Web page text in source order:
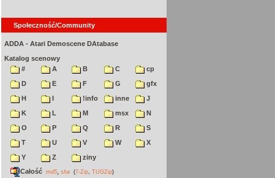
Społeczność/Community
ADDA - Atari Demoscene DAtabase
Katalog scenowy
#
A B C
cp
D
E F G
gfx
H
I !info inne
J
K
L M msx
N
O
P Q R
S
T
U V W
X
Y
Z
ziny
Całość md5 sha (7-Zip TUGZip)